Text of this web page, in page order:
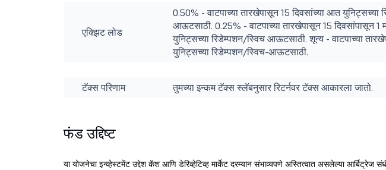
एक्झिट लोड
0.50% - वाटपाच्या तारखेपासून 15 दिवसांच्या आत युनिट्सच्या
आऊटसाठी. 0.25% - वाटपाच्या तारखेपासून 15 दिवसांपासून 1
युनिट्सच्या रिडेम्पशन/स्विच आऊटसाठी. शून्य - वाटपाच्या
युनिट्सच्या रिडेम्पशन/स्विच-आऊटसाठी.
टॅक्स परिणाम तुमच्या इन्कम टॅक्स स्लॅबनुसार रिटर्नवर टॅक्स आकारला जातो.
फंड उद्दिष्ट
या योजनेचा इन्व्हेस्टमेंट उद्देश कॅश आणि डेरिव्हेटिव्ह मार्केट दरम्यान संभाव्यपणे अस्तित्वात असलेल्या आर्बिट्रेज